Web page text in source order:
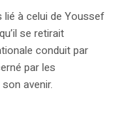
lié à celui de Youssef
se retirait
conduit par
par les
avenir.